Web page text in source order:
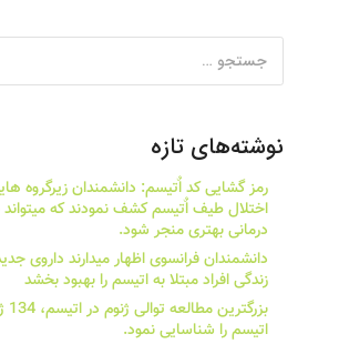
برای:
نوشته‌های تازه
رمز گشایی کد اٌتیسم: دانشمندان زیرگروه
اختلال طیف اٌتیسم کشف نمودند که میتواند
درمانی بهتری منجر شود.
دانشمندان فرانسوی اظهار میدارند داروی
زندگی افراد مبتلا به اتیسم را بهبود بخشد
اتیسم را شناسایی نمود.